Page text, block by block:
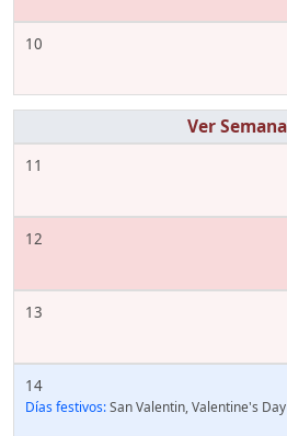
10
11
12
13
14
Días festivos:San Valentin, Valentine's Day